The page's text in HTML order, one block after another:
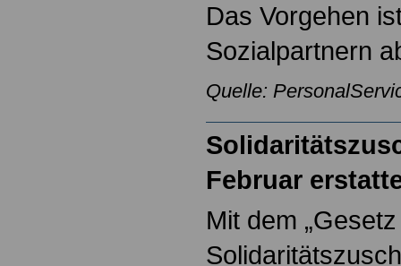
Das Vorgehen
Sozialpartnern
Quelle:
Februar
Mit dem